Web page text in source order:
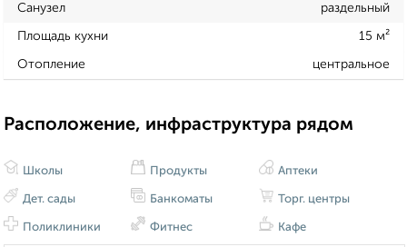
Санузел раздельный
Площадь кухни 15 м²
Отопление центральное
Расположение, инфраструктура рядом
Школы
Дет. сады
Поликлиники
Продукты
Банкоматы
Фитнес
Аптеки
Торг. центры
Кафе